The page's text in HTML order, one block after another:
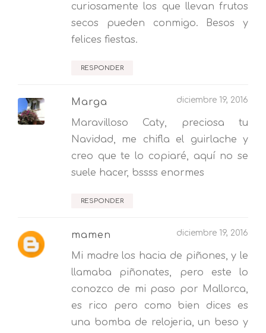
curiosamente los que llevan frutos
secos pueden conmigo. Besos y
felices fiestas.
RESPONDER
Marga diciembre 19, 2016
Maravilloso Caty, preciosa tu
Navidad, me chifla el guirlache y
creo que te lo copiaré, aquí no se
suele hacer, bssss enormes
RESPONDER
mamen diciembre 19, 2016
Mi madre los hacia de piñones, y le
llamaba piñonates, pero este lo
conozco de mi paso por Mallorca,
es rico pero como bien dices es
una bomba de relojeria, un beso y